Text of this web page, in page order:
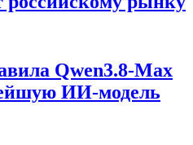
Qwen3.8-Max
ИИ-модель